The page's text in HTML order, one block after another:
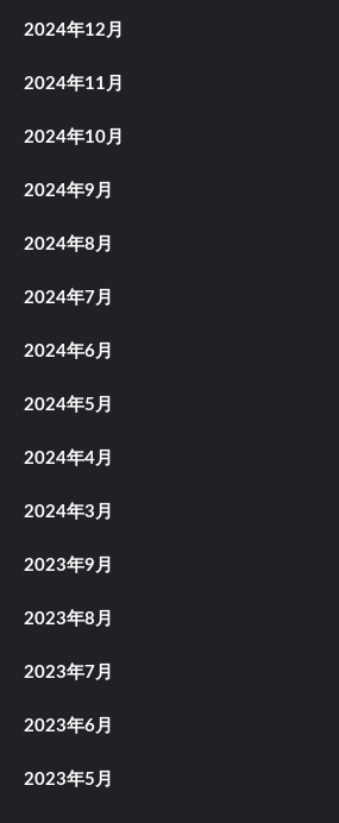
2024年12月
2024年11月
2024年10月
2024年9月
2024年8月
2024年7月
2024年6月
2024年5月
2024年4月
2024年3月
2023年9月
2023年8月
2023年7月
2023年6月
2023年5月